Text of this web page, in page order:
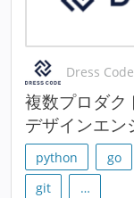
Dress
複数プロダク
デザインエン
python go
git
…